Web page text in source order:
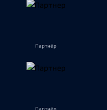
Партнёр
Партнёр